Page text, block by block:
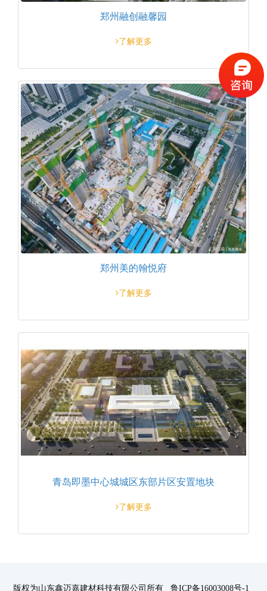
郑州融创融馨园
了解更多
郑州美的翰悦府
了解更多
青岛即墨中心城城区东部片区安置地块
了解更多
版权为山东鑫迈嘉建材科技有限公司所有 鲁ICP备16003008号-1